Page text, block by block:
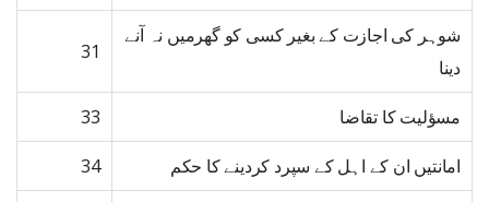
شوہر کی اجازت کے بغیر کسی کو گھرمیں نہ آنے
دینا
31
مسؤلیت کا تقاضا 33
امانتیں ان کے اہل کے سپرد کردینے کا حکم 34